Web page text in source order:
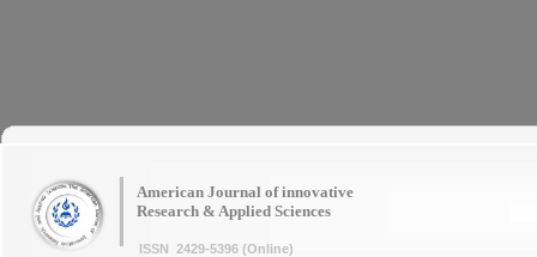
American Journal of innovative
Research & Applied Sciences
ISSN 2429-5396 (Online)
|